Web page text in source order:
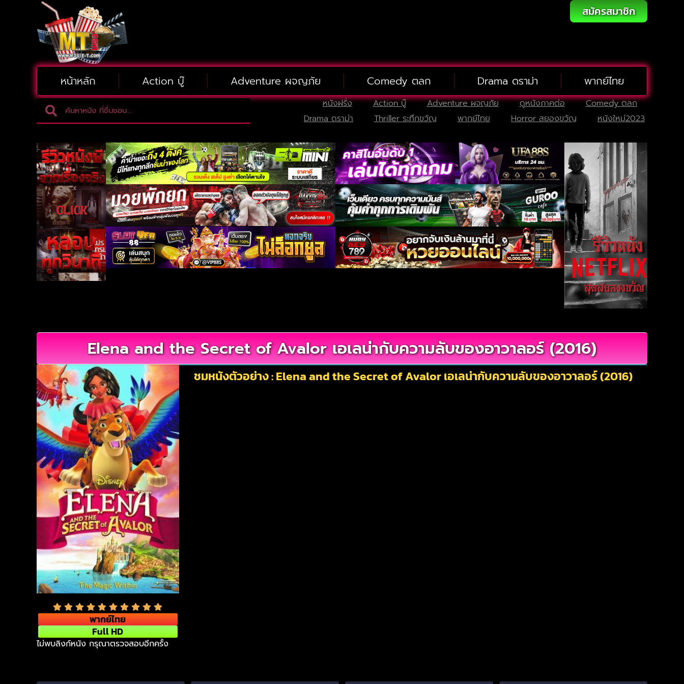
สมัครสมาชิก
หน้าหลัก Action บู๊ Adventure ผจญภัย Comedy ตลก Drama ดราม่า พากย์ไทย
หนังฝรั่ง Action บู๊ Adventure ผจญภัย ดูหนังภาคต่อ
Comedy ตลก
Drama ดราม่า
Thriller ระทึกขวัญ พากย์ไทย Horror สยองขวัญ หนังใหม่2023
Elena and the Secret of Avalor เอเลน่ากับความลับของอาวาลอร์ (2016)
พากย์ไทย
Full HD
ชมหนังตัวอย่าง : Elena and the Secret of Avalor เอเลน่ากับความลับของอาวาลอร์ (2016)
ไม่พบลิงก์หนัง กรุณาตรวจสอบอีกครั้ง